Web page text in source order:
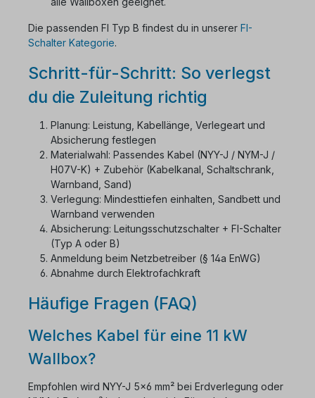
Die passenden FI Typ B findest du in unserer FI-
Schalter Kategorie.
Schritt-für-Schritt: So verlegst
du die Zuleitung richtig
Planung: Leistung, Kabellänge, Verlegeart und
Absicherung festlegen
Materialwahl: Passendes Kabel (NYY-J / NYM-J /
H07V-K) + Zubehör (Kabelkanal, Schaltschrank,
Warnband, Sand)
Verlegung: Mindesttiefen einhalten, Sandbett und
Warnband verwenden
Absicherung: Leitungsschutzschalter + FI-Schalter
(Typ A oder B)
Anmeldung beim Netzbetreiber (§ 14a EnWG)
Abnahme durch Elektrofachkraft
Häufige Fragen (FAQ)
Welches Kabel für eine 11 kW
Wallbox?
Empfohlen wird NYY-J 5×6 mm² bei Erdverlegung oder